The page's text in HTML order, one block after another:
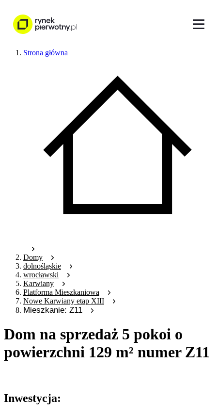
Strona główna
Domy
dolnośląskie
wrocławski
Karwiany
Platforma Mieszkaniowa
Nowe Karwiany etap XIII
Mieszkanie: Z11
Dom na sprzedaż 5 pokoi o
powierzchni 129 m² numer Z11
Inwestycja: